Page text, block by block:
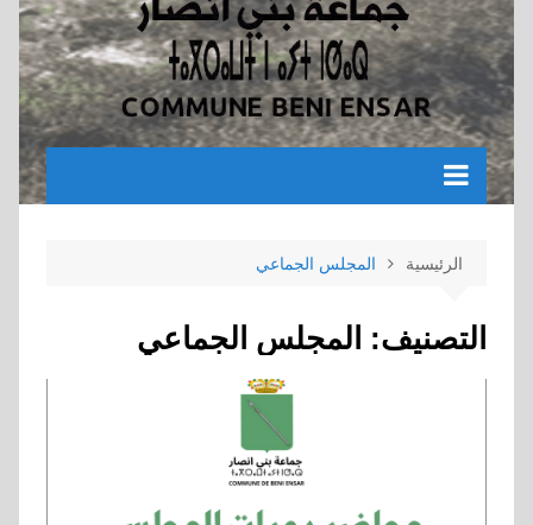
الرئيسية المجلس الجماعي
التصنيف: المجلس الجماعي